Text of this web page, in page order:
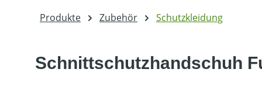
Produkte Zubehör Schutzkleidung
Schnittschutzhandschuh